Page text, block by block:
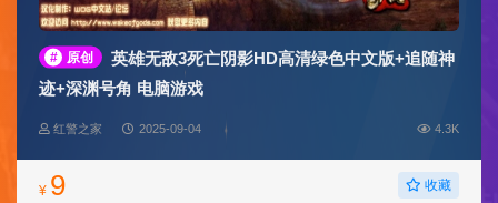
# 原创
英雄无敌3死亡阴影HD高清绿色中文版+追随神
迹+深渊号角 电脑游戏
红警之家 2025-09-04 4.3K
¥ 9 收藏